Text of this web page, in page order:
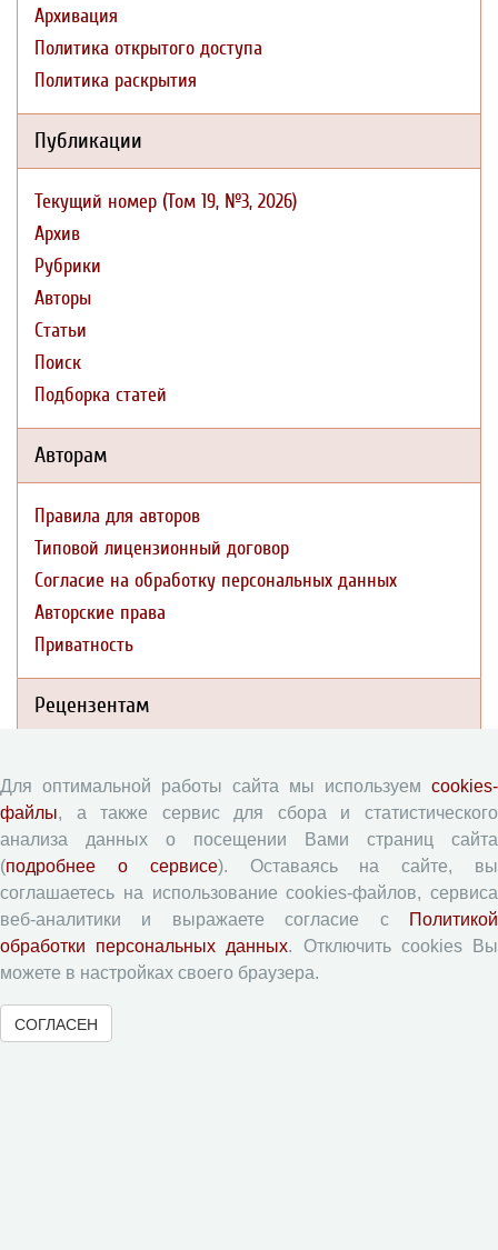
Архивация
Политика открытого доступа
Политика раскрытия
Публикации
Текущий номер (Том 19, №3, 2026)
Архив
Рубрики
Авторы
Статьи
Поиск
Подборка статей
Авторам
Правила для авторов
Типовой лицензионный договор
Согласие на обработку персональных данных
Авторские права
Приватность
Рецензентам
Форма рецензии
Журналы ВолНЦ РАН
Экономические и социальные перемены
Проблемы развития территории
Вопросы территориального развития
Социальное пространство
Для оптимальной работы сайта мы используем cookies-
файлы, а также сервис для сбора и статистического
анализа данных о посещении Вами страниц сайта
(подробнее о сервисе). Оставаясь на сайте, вы
соглашаетесь на использование cookies-файлов, сервиса
веб-аналитики и выражаете согласие с
Политикой
обработки персональных данных. Отключить cookies Вы
можете в настройках своего браузера.
СОГЛАСЕН